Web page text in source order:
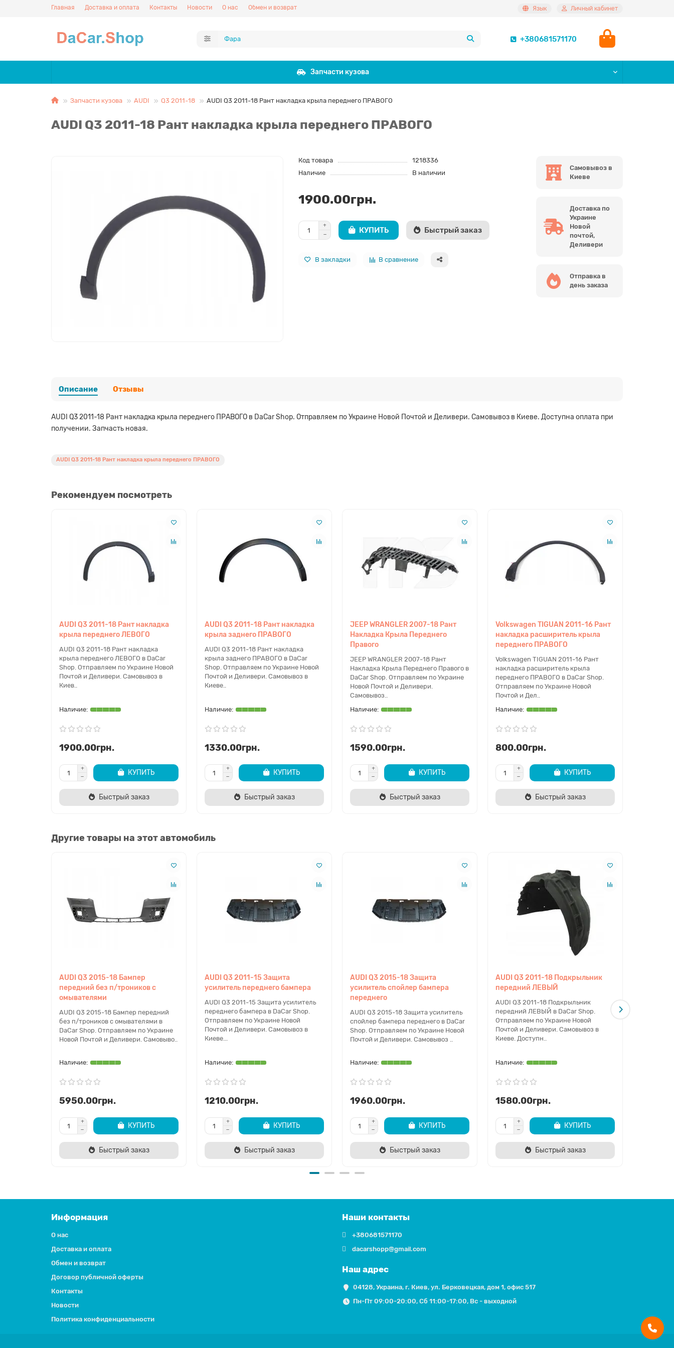
Главная Доставка и оплата Контакты Новости О нас Обмен и возврат Язык Личный кабинет
+380681571170
Запчасти кузова
Запчасти кузова AUDI Q3 2011-18 AUDI Q3 2011-18 Рант накладка крыла переднего ПРАВОГО
AUDI Q3 2011-18 Рант накладка крыла переднего ПРАВОГО
Код товара
1218336
Наличие
В наличии
1900.00грн.
КУПИТЬ Быстрый заказ
В закладки В сравнение
Самовывоз в
Киеве
Доставка по
Украине
Новой
почтой,
Деливери
Отправка в
день заказа
Описание Отзывы
AUDI Q3 2011-18 Рант накладка крыла переднего ПРАВОГО в DaCar Shop. Отправляем по Украине Новой Почтой и Деливери. Самовывоз в Киеве. Доступна оплата при
получении. Запчасть новая.
AUDI Q3 2011-18 Рант накладка крыла переднего ПРАВОГО
Рекомендуем посмотреть
AUDI Q3 2011-18 Рант накладка
крыла переднего ЛЕВОГО
AUDI Q3 2011-18 Рант накладка
крыла переднего ЛЕВОГО в DaCar
Shop. Отправляем по Украине Новой
Почтой и Деливери. Самовывоз в
Киев..
1900.00грн.
КУПИТЬ
Быстрый заказ
AUDI Q3 2011-18 Рант накладка
крыла заднего ПРАВОГО
AUDI Q3 2011-18 Рант накладка
крыла заднего ПРАВОГО в DaCar
Shop. Отправляем по Украине Новой
Почтой и Деливери. Самовывоз в
Киеве..
1330.00грн.
КУПИТЬ
Быстрый заказ
JEEP WRANGLER 2007-18 Рант
Накладка Крыла Переднего
Правого
JEEP WRANGLER 2007-18 Рант
Накладка Крыла Переднего Правого в
DaCar Shop. Отправляем по Украине
Новой Почтой и Деливери.
Самовывоз..
1590.00грн.
КУПИТЬ
Быстрый заказ
Volkswagen TIGUAN 2011-16 Рант
накладка расширитель крыла
переднего ПРАВОГО
Volkswagen TIGUAN 2011-16 Рант
накладка расширитель крыла
переднего ПРАВОГО в DaCar Shop.
Отправляем по Украине Новой
Почтой и Дел..
800.00грн.
КУПИТЬ
Быстрый заказ
Другие товары на этот автомобиль
AUDI Q3 2015-18 Бампер
передний без п/троников с
омывателями
AUDI Q3 2015-18 Бампер передний
без п/троников с омывателями в
DaCar Shop. Отправляем по Украине
Новой Почтой и Деливери. Самовыво..
5950.00грн.
КУПИТЬ
Быстрый заказ
AUDI Q3 2011-15 Защита
усилитель переднего бампера
AUDI Q3 2011-15 Защита усилитель
переднего бампера в DaCar Shop.
Отправляем по Украине Новой
Почтой и Деливери. Самовывоз в
Киеве...
1210.00грн.
КУПИТЬ
Быстрый заказ
AUDI Q3 2015-18 Защита
усилитель спойлер бампера
переднего
AUDI Q3 2015-18 Защита усилитель
спойлер бампера переднего в DaCar
Shop. Отправляем по Украине Новой
Почтой и Деливери. Самовывоз ..
1960.00грн.
КУПИТЬ
Быстрый заказ
AUDI Q3 2011-18 Подкрыльник
передний ЛЕВЫЙ
AUDI Q3 2011-18 Подкрыльник
передний ЛЕВЫЙ в DaCar Shop.
Отправляем по Украине Новой
Почтой и Деливери. Самовывоз в
Киеве. Доступн..
1580.00грн.
КУПИТЬ
Быстрый заказ
Информация
О нас
Доставка и оплата
Обмен и возврат
Договор публичной оферты
Контакты
Новости
Политика конфиденциальности
Наши контакты
+380681571170
dacarshopp@gmail.com
Наш адрес
04128, Украина, г. Киев, ул. Берковецкая, дом 1, офис 517
Пн-Пт 09:00-20:00, Сб 11:00-17:00, Вс - выходной